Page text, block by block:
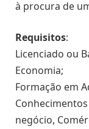
à procura de
Requisitos:
Licenciado ou
Economia;
Formação em
negócio,